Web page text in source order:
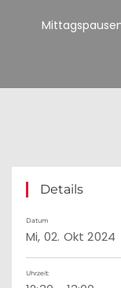
Details
Datum
Mi, 02. Okt 2024
Uhrzeit: